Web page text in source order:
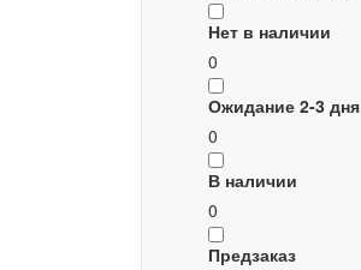
Нет в наличии
0
Ожидание 2-3 дня
0
В наличии
0
Предзаказ